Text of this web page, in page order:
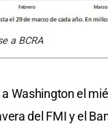
a BCRA
Washington el
del FMI y el